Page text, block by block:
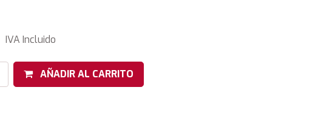
IVA Incluido
AÑADIR AL CARRITO